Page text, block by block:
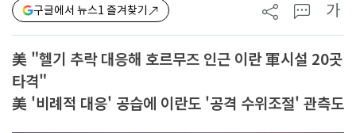
구글에서 뉴스1 즐겨찾기 가
美 "헬기 추락 대응해 호르무즈 인근 이란 軍시설 20곳
타격"
美 '비례적 대응' 공습에 이란도 '공격 수위조절' 관측도